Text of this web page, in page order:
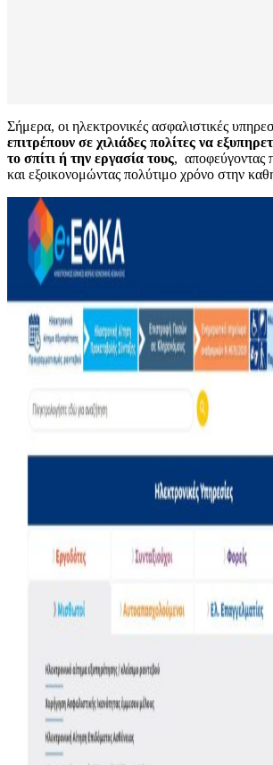
Σήμερα, οι ηλεκτρονικές ασφαλιστικές
επιτρέπουν σε χιλιάδες πολίτες να
το σπίτι ή την εργασία τους, αποφεύγοντας
και εξοικονομώντας πολύτιμο χρόνο στην